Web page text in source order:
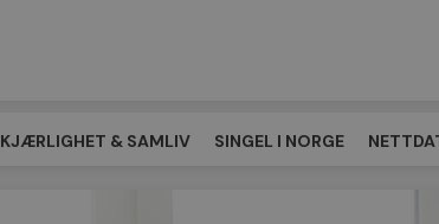
KJÆRLIGHET & SAMLIV SINGEL I NORGE